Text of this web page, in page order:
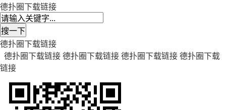
德扑圈下载链接
德扑圈下载链接
德扑圈下载链接 德扑圈下载链接 德扑圈下载链接 德扑圈下载
链接